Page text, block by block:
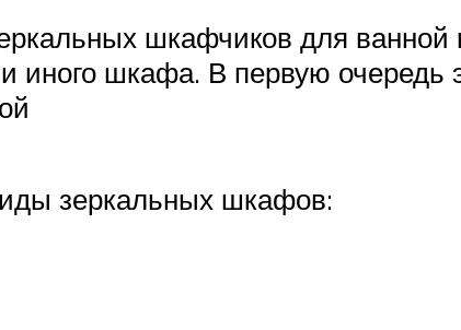
шкафчиков для
иного шкафа. В первую очередь
зеркальных шкафов: